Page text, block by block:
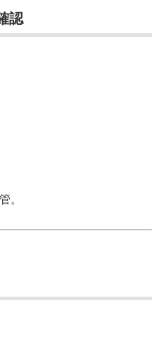
認
。